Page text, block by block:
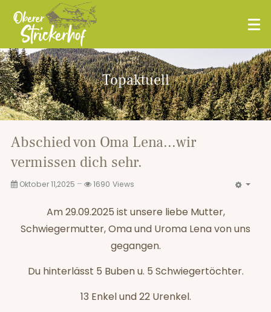
Topaktuell
Abschied von Oma Lena...wir
vermissen dich sehr.
Oktober 11,2025 1690 Views
Am 29.09.2025 ist unsere liebe Mutter,
Schwiegermutter, Oma und Uroma Lena von uns
gegangen.
Du hinterlässt 5 Buben u. 5 Schwiegertöchter.
13 Enkel und 22 Urenkel.